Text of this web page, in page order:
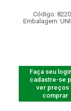
Código:
Embalagem:
Faça seu
cadastre-se
ver preços
comprar